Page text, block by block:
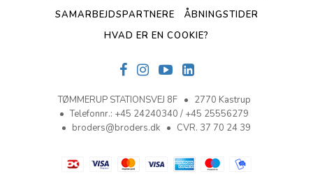
SAMARBEJDSPARTNERE
ÅBNINGSTIDER
HVAD ER EN COOKIE?
TØMMERUP STATIONSVEJ 8F
2770 Kastrup
Telefonnr.: +45 24240340 / +45 25556279
broders@broders.dk
CVR. 37 70 24 39